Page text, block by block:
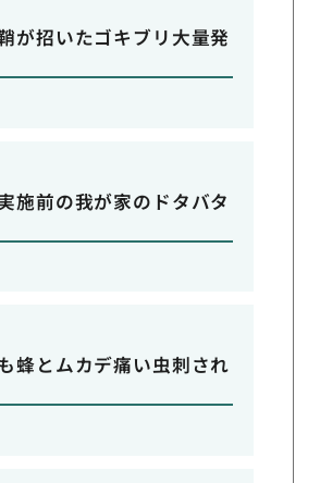
が招いたゴキブリ大量発
施前の我が家のドタバタ
蜂とムカデ痛い虫刺され